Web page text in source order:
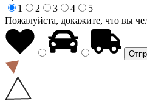
1
2 3 4
5
Пожалуйста, докажите, что вы